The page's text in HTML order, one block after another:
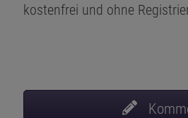
kostenfrei und ohne